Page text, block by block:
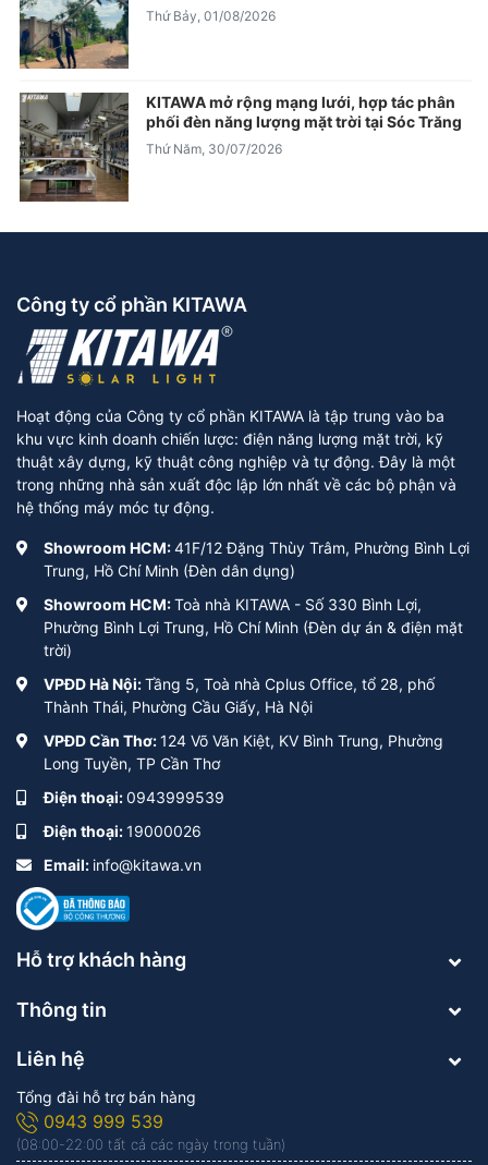
Thứ Bảy, 01/08/2026
KITAWA mở rộng mạng lưới, hợp tác phân
phối đèn năng lượng mặt trời tại Sóc Trăng
Thứ Năm, 30/07/2026
Công ty cổ phần KITAWA
Hoạt động của Công ty cổ phần KITAWA là tập trung vào ba
khu vực kinh doanh chiến lược: điện năng lượng mặt trời, kỹ
thuật xây dựng, kỹ thuật công nghiệp và tự động. Đây là một
trong những nhà sản xuất độc lập lớn nhất về các bộ phận và
hệ thống máy móc tự động.
Showroom HCM:41F/12 Đặng Thùy Trâm, Phường Bình Lợi
Trung, Hồ Chí Minh (Đèn dân dụng)
Showroom HCM:Toà nhà KITAWA - Số 330 Bình Lợi,
Phường Bình Lợi Trung, Hồ Chí Minh (Đèn dự án & điện mặt
trời)
VPĐD Hà Nội:Tầng 5, Toà nhà Cplus Office, tổ 28, phố
Thành Thái, Phường Cầu Giấy, Hà Nội
VPĐD Cần Thơ:124 Võ Văn Kiệt, KV Bình Trung, Phường
Long Tuyền, TP Cần Thơ
Điện thoại:0943999539
Điện thoại:19000026
Email: info@kitawa.vn
Hỗ trợ khách hàng
Thông tin
Liên hệ
Tổng đài hỗ trợ bán hàng
0943 999 539
(08:00-22:00 tất cả các ngày trong tuần)